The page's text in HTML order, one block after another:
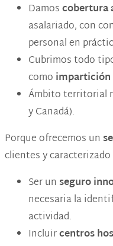
Damoscobertura
asalariado, con
personal en
Cubrimos todo
como impartición
Ámbito territorial
y Canadá).
Porque ofrecemos un
clientes y caracterizado
Ser un seguro
necesaria la
actividad.
Incluircentros